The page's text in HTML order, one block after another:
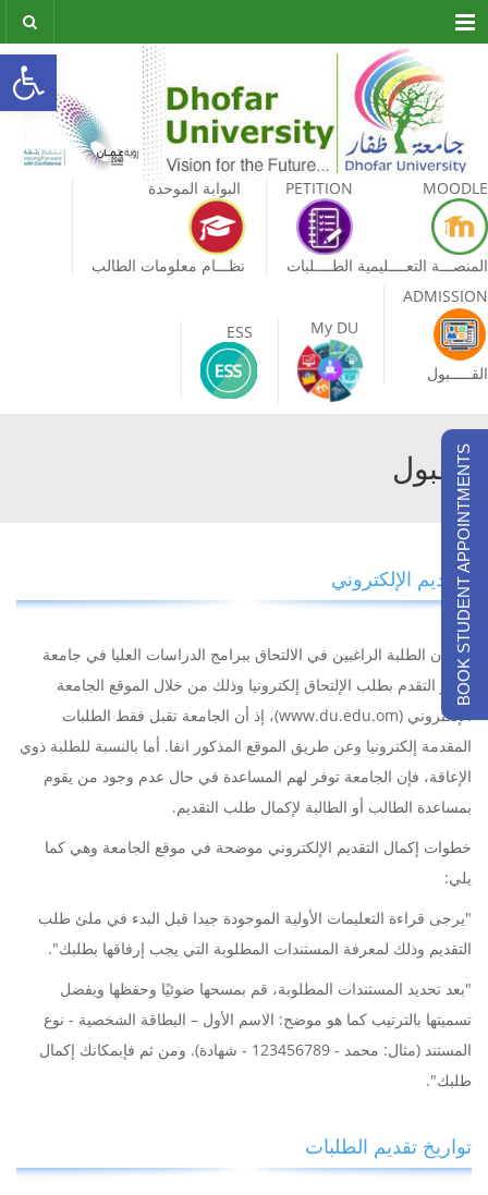
Menu
MOODLE
المنصـــة التعــــليمية
PETITION
الطــــلبات
البوابة الموحدة
نظـــام معلومات الطالب
ADMISSION
القـــــبول
القبول
التقديم الإلكتروني
بإمكان الطلبة الراغبين في الالتحاق ببرامج الدراسات العليا في جامعة
ظفار التقدم بطلب الإلتحاق إلكترونيا وذلك من خلال الموقع الجامعة
الإلكتروني (www.du.edu.om)، إذ أن الجامعة تقبل فقط الطلبات
المقدمة إلكترونيا وعن طريق الموقع المذكور انفا. أما بالنسبة للطلبة ذوي
الإعاقة، فإن الجامعة توفر لهم المساعدة في حال عدم وجود من يقوم
بمساعدة الطالب أو الطالبة لإكمال طلب التقديم.
خطوات إكمال التقديم الإلكتروني موضحة في موقع الجامعة وهي كما
يلي:
"يرجى قراءة التعليمات الأولية الموجودة جيدا قبل البدء في ملئ طلب
التقديم وذلك لمعرفة المستندات المطلوبة التي يجب إرفاقها بطلبك".
"بعد تحديد المستندات المطلوبة، قم بمسحها ضوئيًا وحفظها ويفضل
تسميتها بالترتيب كما هو موضح: الاسم الأول – البطاقة الشخصية - نوع
المستند (مثال: محمد - 123456789 - شهادة). ومن ثم فإبمكانك إكمال
طلبك".
تواريخ تقديم الطلبات
BOOK STUDENT APPOINTMENTS